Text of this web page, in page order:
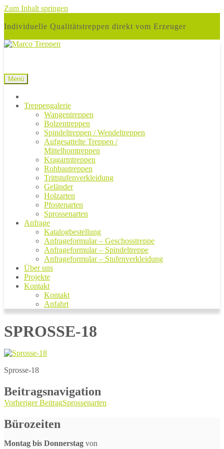
Zum Inhalt springen
Individuelle Qualitätstreppen direkt vom Erzeuger
Menü
Treppengalerie
Wangentreppen
Bolzentreppen
Spindeltreppen / Wendeltreppen
Aufgesattelte Treppen /
Mittelhomtreppen
Kragarmtreppen
Rohbautreppen
Trittstufenverkleidung
Geländer
Holzarten
Pfostenarten
Sprossenarten
Anfrage
Katalogbestellung
Anfrageformular – Geschosstreppe
Anfrageformular – Spindeltreppe
Anfrageformular – Stufenverkleidung
Über uns
Projekte
Kontakt
Kontakt
Anfahrt
SPROSSE-18
Sprosse-18
Beitragsnavigation
Vorheriger BeitragSprossenarten
Bürozeiten
Montag bis Donnerstag von